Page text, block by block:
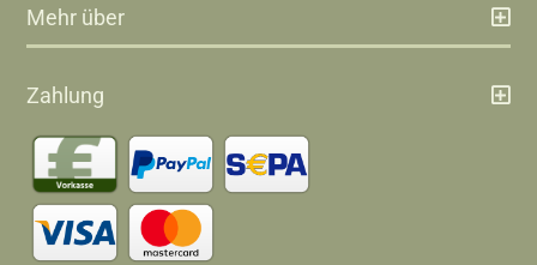
Mehr über
Zahlung